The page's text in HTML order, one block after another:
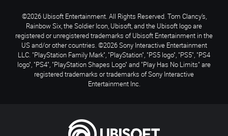
©2026 Ubisoft Entertainment. All Rights Reserved. Tom Clancy’s,
Rainbow Six, the Soldier Icon, Ubisoft, and the Ubisoft logo are
registered or unregistered trademarks of Ubisoft Entertainment in the
US and/or other countries. ©2026 Sony Interactive Entertainment
LLC. "PlayStation Family Mark", "PlayStation", "PS5 logo", "PS5", "PS4
logo", "PS4", "PlayStation Shapes Logo" and "Play Has No Limits" are
registered trademarks or trademarks of Sony Interactive
Entertainment Inc.